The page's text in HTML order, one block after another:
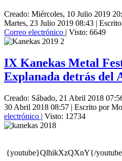
Creado: Miércoles, 10 Julio 2019
Martes, 23 Julio 2019 08:43 |
Correo electrónico | Visto: 6649
IX Kanekas Metal
Explanada detrás del
Creado: Sábado, 21 Abril 2018
30 Abril 2018 08:57 | Escrito por
electrónico | Visto: 12734
{youtube}QlhikXzQXnY{/